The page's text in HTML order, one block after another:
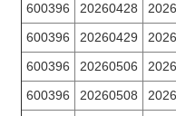
600396
20260428
600396
20260429
600396
20260506
600396
20260508